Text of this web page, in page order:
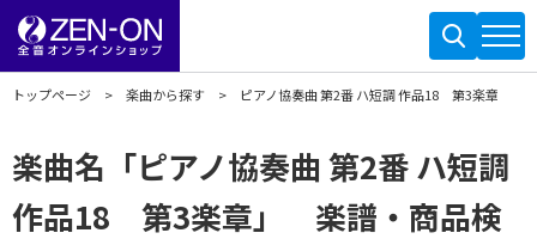
トップページ 楽曲から探す ピアノ協奏曲 第2番 ハ短調 作品18 第3楽章
楽曲名「ピアノ協奏曲 第2番 ハ短調
作品18 第3楽章」 楽譜・商品検